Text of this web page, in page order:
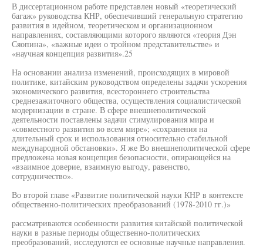
В диссертационном работе представлен новый «теоретический
багаж» руководства КНР, обеспечивший генеральную стратегию
развития в идейном, теоретическом и организационном
направлениях, составляющими которого являются «теория Дэн
Сяопина», «важные идеи о тройном представительстве» и
«научная концепция развития».25
На основании анализа изменений, происходящих в мировой
политике, китайским руководством определены задачи ускорения
экономического развития, всестороннего строительства
среднезажиточного общества, осуществления социалистической
модернизации в стране. В сфере внешнеполитической
деятельности поставлены задачи стимулирования мира и
«совместного развития во всем мире»; «сохранения на
длительный срок и использования относительно стабильной
международной обстановки». Я же Во внешнеполитической сфере
предложена новая концепция безопасности, опирающейся на
«взаимное доверие, взаимную выгоду, равенство,
сотрудничество».
Во второй главе «Развитие политической науки КНР в контексте
общественно-политических преобразований (1978-2010 гг.)»
рассматриваются особенности развития китайской политической
науки в разные периоды общественно-политических
преобразований, исследуются ее основные научные направления.